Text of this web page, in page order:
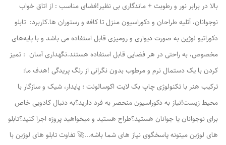
بالا در برابر نور و رطوبت + ماندگاری بی نظیر!فضای مناسب : از اتاق خواب
نوجوانان، آتلیه طراحان و دکوراسیون منزل تا کافه و رستوران ها.کاربرد: تابلو
دکوراتیو لوژین به صورت دیواری و رومیزی قابل استفاده می باشد و با پایه‌های
مخصوص، به راحتی در هر فضایی قابل استفاده هستند.نگهداری آسان : تمیز
کردن با یک دستمال نرم و مرطوب بدون نگرانی از رنگ پریدگی !هدف ما:
ترکیب هنر با تکنولوژی چاپ بک لایت اکوسالونت ؛ پایدار، شیک و سازگار با
محیط زیست!نیاز به دکوراسیون منحصر به فرد دارید؟به دنبال کادویی خاص
برای نوجوانان یا جوانان هستید؟طراح هستید و میخواهید پروژه اجرا کنید؟تابلو
های لوژين میتونه پاسخگوی نیاز های شما باشه...🚀 تفاوت تابلو های لوژين با